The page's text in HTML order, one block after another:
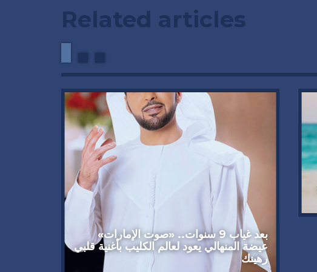
Related articles
بعد غياب 9 سنوات.. «صوت الإمارات»
عيضة المنهالي يعود لعالم الكليب بأغنية قلبي
رهينك